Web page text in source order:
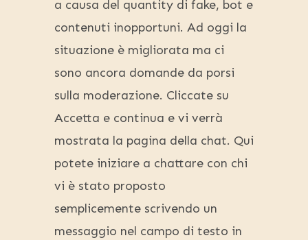
a causa del quantity di fake, bot e
contenuti inopportuni. Ad oggi la
situazione è migliorata ma ci
sono ancora domande da porsi
sulla moderazione. Cliccate su
Accetta e continua e vi verrà
mostrata la pagina della chat. Qui
potete iniziare a chattare con chi
vi è stato proposto
semplicemente scrivendo un
messaggio nel campo di testo in